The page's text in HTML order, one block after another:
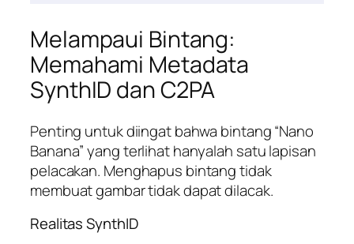
Melampaui Bintang:
Memahami Metadata
SynthID dan C2PA
Penting untuk diingat bahwa bintang “Nano
Banana” yang terlihat hanyalah satu lapisan
pelacakan. Menghapus bintang tidak
membuat gambar tidak dapat dilacak.
Realitas SynthID